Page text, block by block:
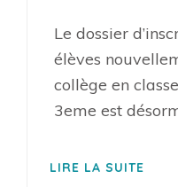
Le dossier
élèves
collège en
3eme est
LIRE LA SUITE